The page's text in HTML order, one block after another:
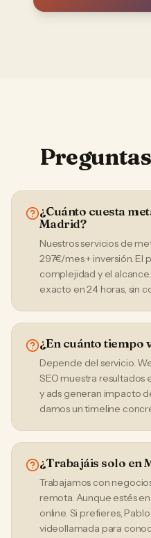
¿Cuánto cuesta
Madrid?
Nuestros servicios de
297€/mes + inversión.
complejidad y el
exacto en 24 horas, sin
¿En cuánto tiempo
Depende del servicio.
SEO muestra resultados
y ads generan impacto
damos un timeline
¿Trabajáis solo en
Trabajamos con
remota. Aunque estés
online. Si prefieres,
videollamada para